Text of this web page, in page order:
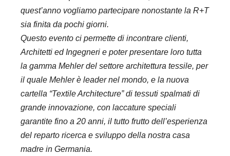
quest’anno vogliamo partecipare nonostante la R+T
sia finita da pochi giorni.
Questo evento ci permette di incontrare clienti,
Architetti ed Ingegneri e poter presentare loro tutta
la gamma Mehler del settore architettura tessile, per
il quale Mehler è leader nel mondo, e la nuova
cartella “Textile Architecture” di tessuti spalmati di
grande innovazione, con laccature speciali
garantite fino a 20 anni, il tutto frutto dell’esperienza
del reparto ricerca e sviluppo della nostra casa
madre in Germania.